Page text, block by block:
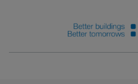
AT Trainings & Events